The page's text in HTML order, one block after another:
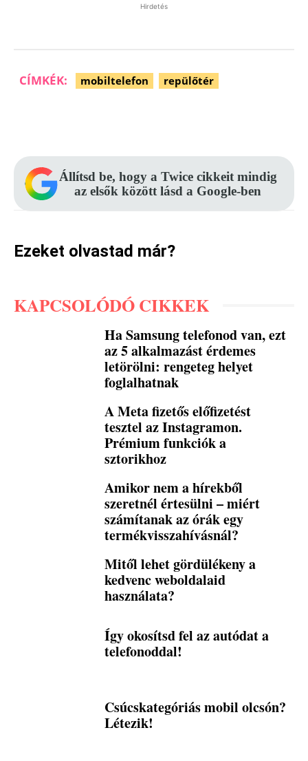
Hirdetés
CÍMKÉK: mobiltelefon repülőtér
Állítsd be, hogy a Twice cikkeit mindig
az elsők között lásd a Google-ben
Ezeket olvastad már?
KAPCSOLÓDÓ CIKKEK
Ha Samsung telefonod van, ezt
az 5 alkalmazást érdemes
letörölni: rengeteg helyet
foglalhatnak
A Meta fizetős előfizetést
tesztel az Instagramon.
Prémium funkciók a
sztorikhoz
Amikor nem a hírekből
szeretnél értesülni – miért
számítanak az órák egy
termékvisszahívásnál?
Mitől lehet gördülékeny a
kedvenc weboldalaid
használata?
Így okosítsd fel az autódat a
telefonoddal!
Csúcskategóriás mobil olcsón?
Létezik!